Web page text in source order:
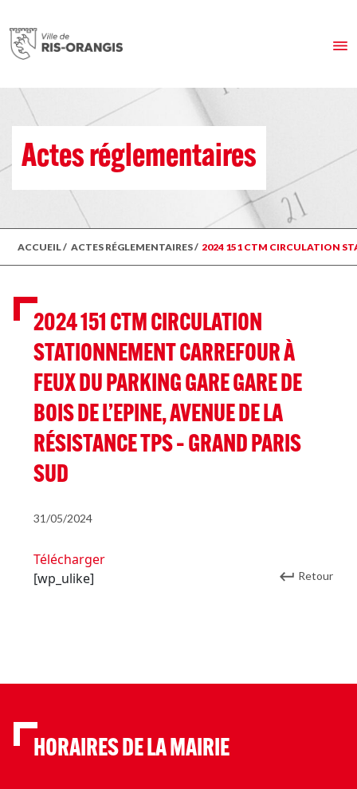
Actes réglementaires
ACCUEIL/ ACTES RÉGLEMENTAIRES/ 2024 151 CTM CIRCULATION
2024 151 CTM CIRCULATION
STATIONNEMENT CARREFOUR À
FEUX DU PARKING GARE GARE DE
BOIS DE L’EPINE, AVENUE DE LA
RÉSISTANCE TPS – GRAND PARIS
SUD
31/05/2024
Télécharger
[wp_ulike]
Retour
HORAIRES DE LA MAIRIE